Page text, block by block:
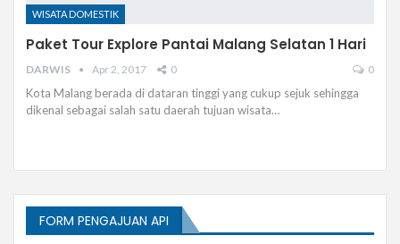
WISATA DOMESTIK
Paket Tour Explore Pantai Malang Selatan 1 Hari
DARWIS Apr 2, 2017 0 0
Kota Malang berada di dataran tinggi yang cukup sejuk sehingga
dikenal sebagai salah satu daerah tujuan wisata…
FORM PENGAJUAN API